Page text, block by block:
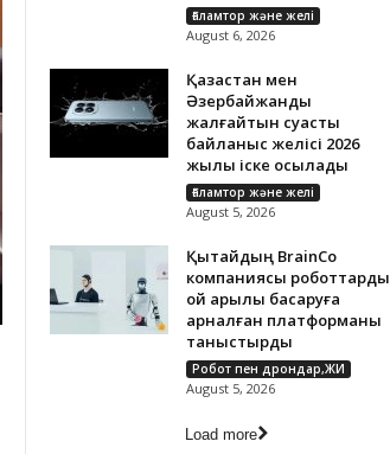
Ғаламтор және желі
August 6, 2026
Қазақстан мен
Әзербайжанды
жалғайтын суасты
байланыс желісі 2026
жылы іске қосылады
Ғаламтор және желі
August 5, 2026
Қытайдың BrainCo
компаниясы роботтарды
ой арқылы басқаруға
арналған платформаны
таныстырды
Робот пен дрондар,ЖИ
August 5, 2026
Load more